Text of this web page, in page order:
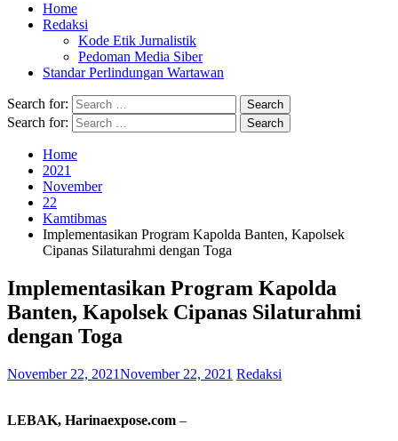
Home
Redaksi
Kode Etik Jurnalistik
Pedoman Media Siber
Standar Perlindungan Wartawan
Search for:
Search for:
Home
2021
November
22
Kamtibmas
Implementasikan Program Kapolda Banten, Kapolsek
Cipanas Silaturahmi dengan Toga
Implementasikan Program Kapolda
Banten, Kapolsek Cipanas Silaturahmi
dengan Toga
November 22, 2021November 22, 2021 Redaksi
LEBAK, Harinaexpose.com –